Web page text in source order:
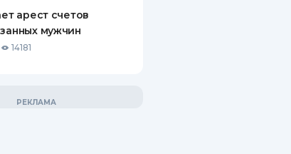
арест счетов
мужчин
14181